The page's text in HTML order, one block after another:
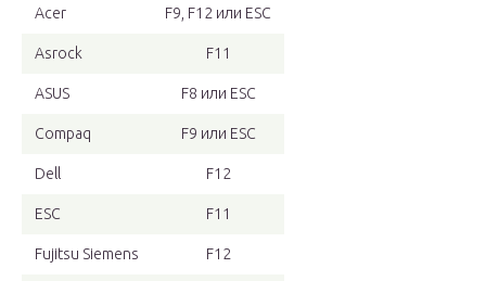
Acer F9, F12 или ESC
Asrock F11
ASUS F8 или ESC
Compaq F9 или ESC
Dell F12
ESC F11
Fujitsu Siemens F12